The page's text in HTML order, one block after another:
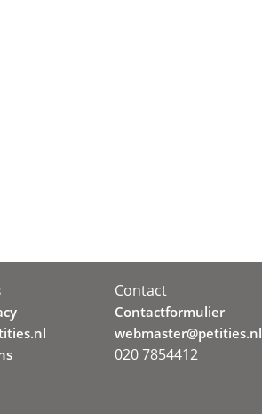
Contact
Contactformulier
webmaster@petities.nl
020 7854412